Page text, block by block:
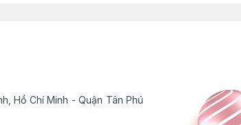
Hồ Chí Minh - Quận Tân Phú